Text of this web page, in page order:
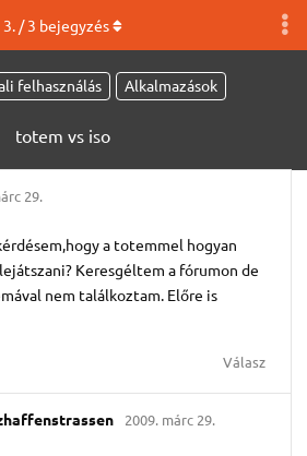
felhasználás Alkalmazások
totem vs iso
3. /3 bejegyzés
29.
a totemmel hogyan
Keresgéltem a fórumon de
nem találkoztam. Előre is
Válasz
2009. márc 29.